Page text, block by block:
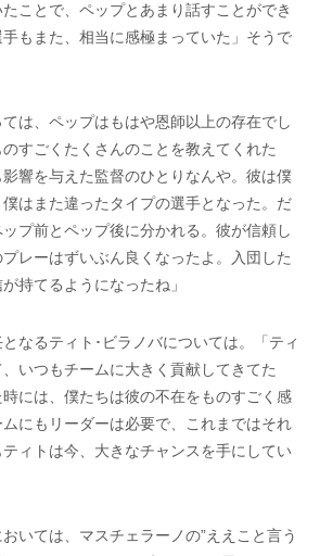
ことで、ペップとあまり話すことができ
もまた、相当に感極まっていた」そうで
は、ペップはもはや恩師以上の存在でし
すごくたくさんのことを教えてくれた
響を与えた監督のひとりなんや。彼は僕
はまた違ったタイプの選手となった。だ
プ前とペップ後に分かれる。彼が信頼し
レーはずいぶん良くなったよ。入団した
持てるようになったね」
なるティト･ビラノバについては。「ティ
いつもチームに大きく貢献してきてた
には、僕たちは彼の不在をものすごく感
にもリーダーは必要で、これまではそれ
ィトは今、大きなチャンスを手にしてい
いては、マスチェラーノの”ええこと言う